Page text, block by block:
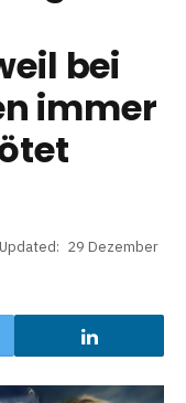
bei
immer
Updated: 29 Dezember